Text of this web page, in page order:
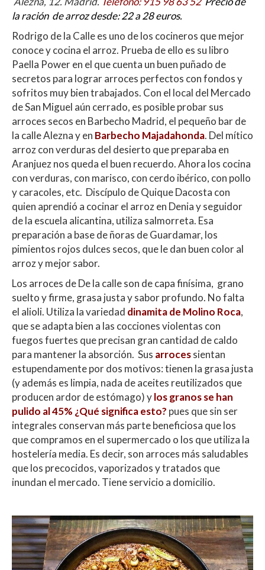
la ración de arroz desde: 22 a 28 euros.
Rodrigo de la Calle es uno de los cocineros que mejor
conoce y cocina el arroz. Prueba de ello es su libro
Paella Power en el que cuenta un buen puñado de
secretos para lograr arroces perfectos con fondos y
sofritos muy bien trabajados. Con el local del Mercado
de San Miguel aún cerrado, es posible probar sus
arroces secos en Barbecho Madrid, el pequeño bar de
la calle Alezna y en Barbecho Majadahonda. Del mítico
arroz con verduras del desierto que preparaba en
Aranjuez nos queda el buen recuerdo. Ahora los cocina
con verduras, con marisco, con cerdo ibérico, con pollo
y caracoles, etc. Discípulo de Quique Dacosta con
quien aprendió a cocinar el arroz en Denia y seguidor
de la escuela alicantina, utiliza salmorreta. Esa
preparación a base de ñoras de Guardamar, los
pimientos rojos dulces secos, que le dan buen color al
arroz y mejor sabor.
Los arroces de De la calle son de capa finísima, grano
suelto y firme, grasa justa y sabor profundo. No falta
el alioli. Utiliza la variedad dinamita de Molino Roca,
que se adapta bien a las cocciones violentas con
fuegos fuertes que precisan gran cantidad de caldo
para mantener la absorción. Sus arrocessientan
estupendamente por dos motivos: tienen la grasa justa
(y además es limpia, nada de aceites reutilizados que
producen ardor de estómago) ylos granos se han
pulido al 45% ¿Qué significa esto? pues que sin ser
integrales conservan más parte beneficiosa que los
que compramos en el supermercado o los que utiliza la
hostelería media. Es decir, son arroces más saludables
que los precocidos, vaporizados y tratados que
inundan el mercado. Tiene servicio a domicilio.